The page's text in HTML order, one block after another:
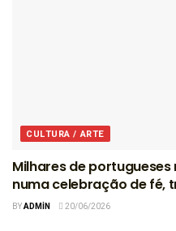
CULTURA / ARTE
Milhares de portugueses
numa celebração de fé,
BYADMIN 20/06/2026